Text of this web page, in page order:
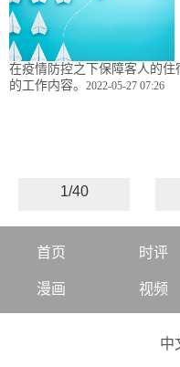
在疫情防控之下保障客人的
的工作内容。 2022-05-27 07:26
1/40
首页 时评
漫画 视频
中